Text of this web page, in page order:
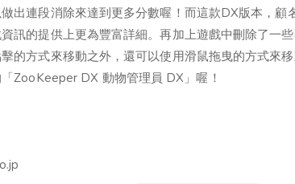
出連段消除來達到更多分數喔！而這款DX版本，
訊的提供上更為豐富詳細。再加上遊戲中刪除了一
的方式來移動之外，還可以使用滑鼠拖曳的方式來
ZooKeeper DX 動物管理員 DX」喔！